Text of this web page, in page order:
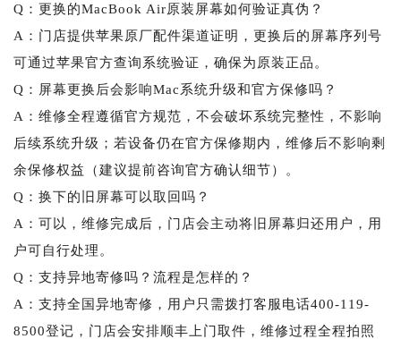
Q：更换的MacBook Air原装屏幕如何验证真伪？
A：门店提供苹果原厂配件渠道证明，更换后的屏幕序列号
可通过苹果官方查询系统验证，确保为原装正品。
Q：屏幕更换后会影响Mac系统升级和官方保修吗？
A：维修全程遵循官方规范，不会破坏系统完整性，不影响
后续系统升级；若设备仍在官方保修期内，维修后不影响剩
余保修权益（建议提前咨询官方确认细节）。
Q：换下的旧屏幕可以取回吗？
A：可以，维修完成后，门店会主动将旧屏幕归还用户，用
户可自行处理。
Q：支持异地寄修吗？流程是怎样的？
A：支持全国异地寄修，用户只需拨打客服电话400-119-
8500登记，门店会安排顺丰上门取件，维修过程全程拍照